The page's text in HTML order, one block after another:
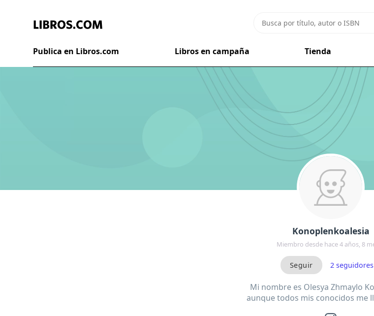
Publica en Libros.com Libros en campaña Tienda
Konoplenkoalesia
Miembro desde hace 4 años, 8
2seguidores
Mi nombre es Olesya Zhmaylo
aunque todos mis conocidos me